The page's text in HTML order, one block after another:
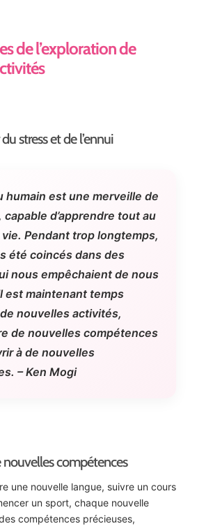
de l’exploration de
stress et de l’ennui
humain est une merveille de
capable d’apprendre tout au
Pendant trop longtemps,
été coincés dans des
nous empêchaient de nous
est maintenant temps
nouvelles activités,
de nouvelles compétences
à de nouvelles
– Ken Mogi
compétences
une nouvelle langue, suivre un cours
un sport, chaque nouvelle
compétences précieuses,